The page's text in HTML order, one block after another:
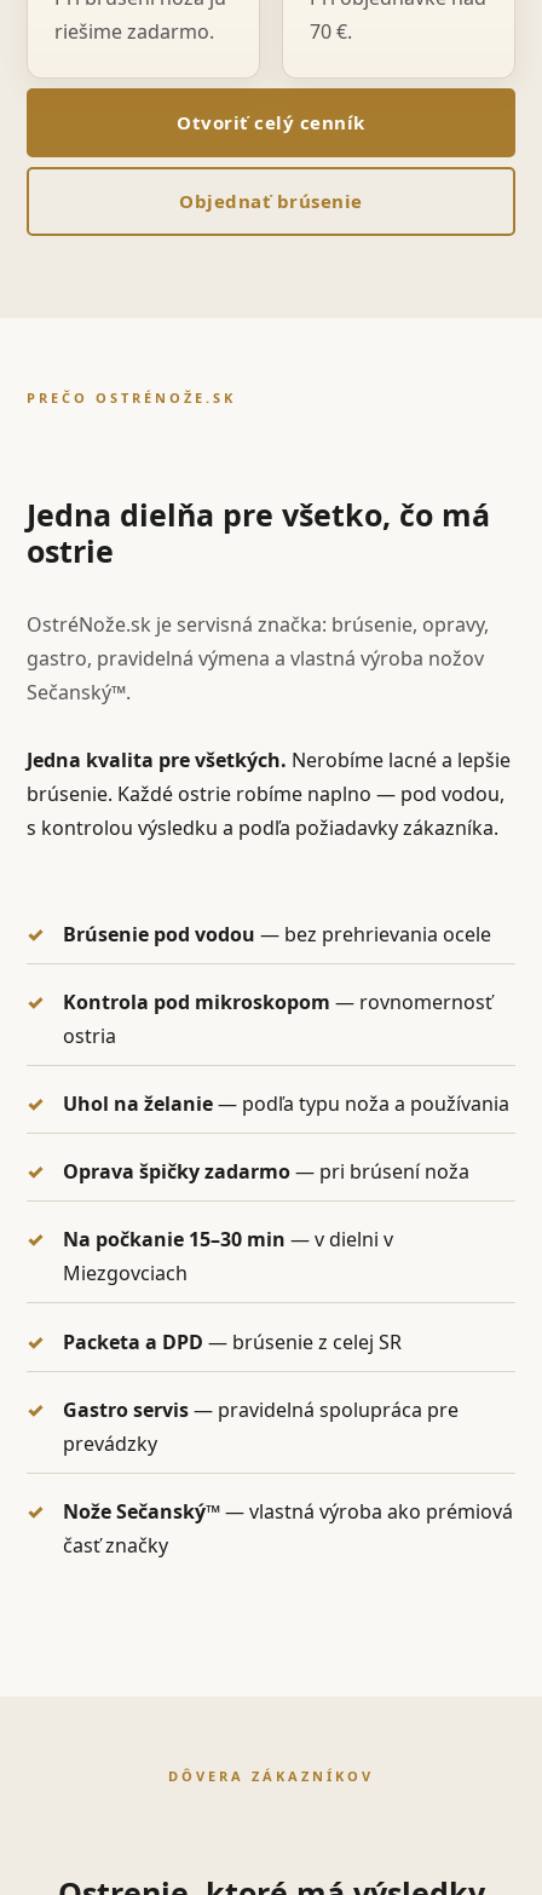
riešime zadarmo.
70 €.
Otvoriť celý cenník
Objednať brúsenie
PREČO OSTRÉNOŽE.SK
Jedna dielňa pre všetko, čo má
ostrie
OstréNože.sk je servisná značka: brúsenie, opravy,
gastro, pravidelná výmena a vlastná výroba nožov
Sečanský™.
Jedna kvalita pre všetkých. Nerobíme lacné a lepšie
brúsenie. Každé ostrie robíme naplno — pod vodou,
s kontrolou výsledku a podľa požiadavky zákazníka.
Brúsenie pod vodou — bez prehrievania ocele
Kontrola pod mikroskopom — rovnomernosť
ostria
Uhol na želanie— podľa typu noža a používania
Oprava špičky zadarmo— pri brúsení noža
Na počkanie 15–30 min — v dielni v
Miezgovciach
Packeta a DPD — brúsenie z celej SR
Gastro servis— pravidelná spolupráca pre
prevádzky
Nože Sečanský™— vlastná výroba ako prémiová
časť značky
DÔVERA ZÁKAZNÍKOV